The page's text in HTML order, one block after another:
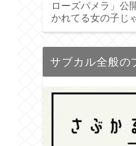
ローズパメラ」公
かれてる女の子じ
サブカル全般の